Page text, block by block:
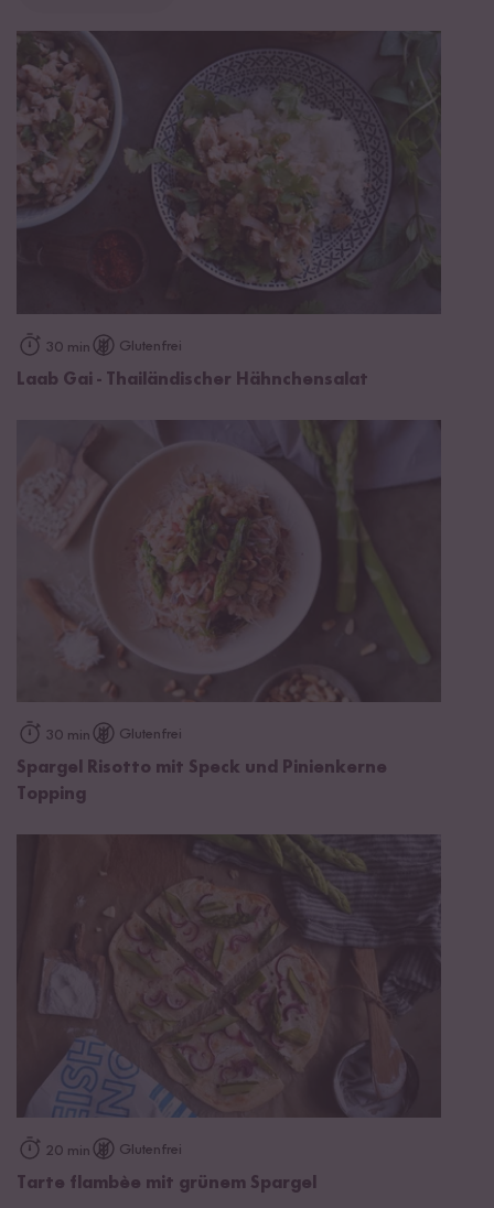
30 min Glutenfrei
Laab Gai - Thailändischer Hähnchensalat
30 min Glutenfrei
Spargel Risotto mit Speck und Pinienkerne
Topping
20 min Glutenfrei
Tarte flambèe mit grünem Spargel